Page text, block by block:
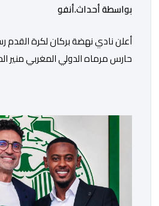
بواسطة أحداث.أنفو
​أعلن نادي نهضة بركان لكرة القدم
حارس مرماه الدولي المغربي منير
الاجتماعي، مصحوبا بعبارة “الرحلة
رغبة الإدارة في الحفاظ على ركائز
استقراره الفني […]